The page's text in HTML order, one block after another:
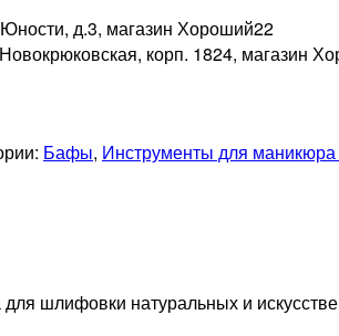
д.3, магазин Хороший22
корп. 1824, магазин
Бафы, Инструменты для
шлифовки натуральных и